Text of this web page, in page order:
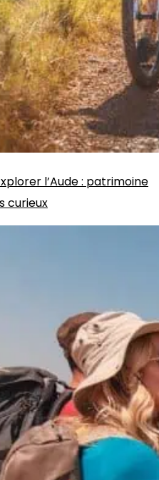
l’Aude : patrimoine
curieux